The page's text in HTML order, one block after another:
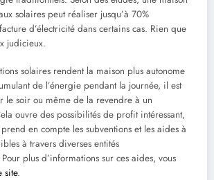
solaires peut réaliser jusqu’à 70%
d’électricité dans certains cas. Rien que
judicieux.
solaires rendent la maison plus autonome
de l’énergie pendant la journée, il est
le soir ou même de la revendre à un
ouvre des possibilités de profit intéressant,
en compte les subventions et les aides à
à travers diverses entités
plus d’informations sur ces aides, vous
site.